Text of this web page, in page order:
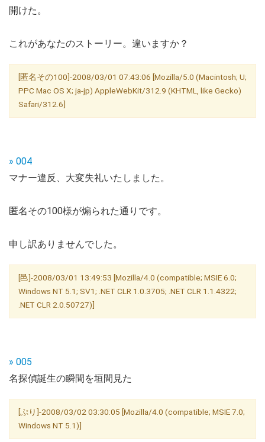
開けた。
これがあなたのストーリー。違いますか？
[匿名その100]-2008/03/01 07:43:06 [Mozilla/5.0 (Macintosh; U;
PPC Mac OS X; ja-jp) AppleWebKit/312.9 (KHTML, like Gecko)
Safari/312.6]
» 004
マナー違反、大変失礼いたしました。
匿名その100様が煽られた通りです。
申し訳ありませんでした。
[邑]-2008/03/01 13:49:53 [Mozilla/4.0 (compatible; MSIE 6.0;
Windows NT 5.1; SV1; .NET CLR 1.0.3705; .NET CLR 1.1.4322;
.NET CLR 2.0.50727)]
» 005
名探偵誕生の瞬間を垣間見た
[ぷり]-2008/03/02 03:30:05 [Mozilla/4.0 (compatible; MSIE 7.0;
Windows NT 5.1)]